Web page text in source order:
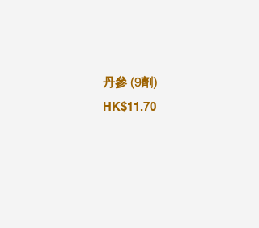
丹參 (9劑)
HK$11.70